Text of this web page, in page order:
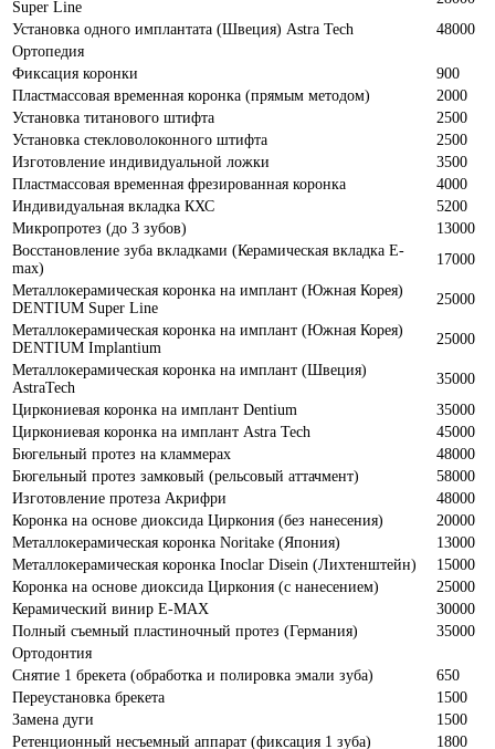
Super Line
Установка одного имплантата (Швеция) Astra Tech
48000
Ортопедия
Фиксация коронки
900
Пластмассовая временная коронка (прямым методом)
2000
Установка титанового штифта
2500
Установка стекловолоконного штифта
2500
Изготовление индивидуальной ложки
3500
Пластмассовая временная фрезированная коронка
4000
Индивидуальная вкладка КХС
5200
Микропротез (до 3 зубов)
13000
Восстановление зуба вкладками (Керамическая вкладка E-
max)
17000
Металлокерамическая коронка на имплант (Южная Корея)
DENTIUM Super Line
25000
Металлокерамическая коронка на имплант (Южная Корея)
DENTIUM Implantium
25000
Металлокерамическая коронка на имплант (Швеция)
AstraTech
35000
Циркониевая коронка на имплант Dentium
35000
Циркониевая коронка на имплант Astra Tech
45000
Бюгельный протез на кламмерах
48000
Бюгельный протез замковый (рельсовый аттачмент)
58000
Изготовление протеза Акрифри
48000
Коронка на основе диоксида Циркония (без нанесения)
20000
Металлокерамическая коронка Noritake (Япония)
13000
Металлокерамическая коронка Inoclar Disein (Лихтенштейн)
15000
Коронка на основе диоксида Циркония (с нанесением)
25000
Керамический винир Е-MAX
30000
Полный съемный пластиночный протез (Германия)
35000
Ортодонтия
Снятие 1 брекета (обработка и полировка эмали зуба)
650
Переустановка брекета
1500
Замена дуги
1500
Ретенционный несъемный аппарат (фиксация 1 зуба)
1800